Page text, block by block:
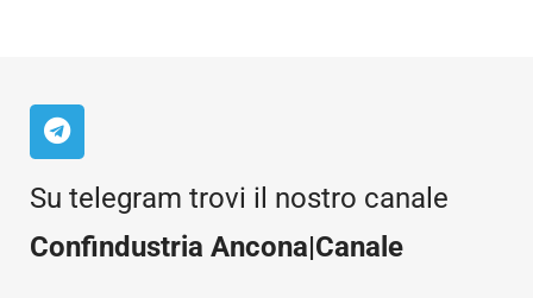
Su telegram trovi il nostro canale
Confindustria Ancona|Canale